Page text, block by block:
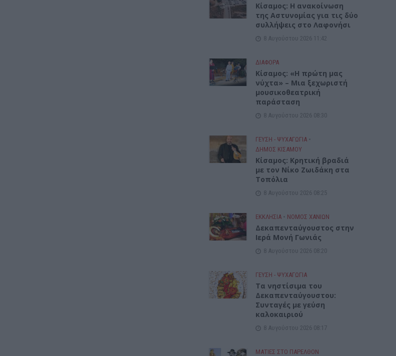
Κίσαμος: Η ανακοίνωση
της Αστυνομίας για τις δύο
συλλήψεις στο Λαφονήσι
8 Αυγούστου 2026 11:42
ΔΙΆΦΟΡΑ
Κίσαμος: «Η πρώτη μας
νύχτα» – Μια ξεχωριστή
μουσικοθεατρική
παράσταση
8 Αυγούστου 2026 08:30
ΓΕΎΣΗ - ΨΥΧΑΓΩΓΊΑ •
ΔΉΜΟΣ ΚΙΣΆΜΟΥ
Kίσαμος: Κρητική βραδιά
με τον Νίκο Ζωιδάκη στα
Τοπόλια
8 Αυγούστου 2026 08:25
ΕΚΚΛΗΣΙΑ • ΝΟΜΌΣ ΧΑΝΊΩΝ
Δεκαπενταύγουστος στην
Ιερά Μονή Γωνιάς
8 Αυγούστου 2026 08:20
ΓΕΎΣΗ - ΨΥΧΑΓΩΓΊΑ
Τα νηστίσιμα του
Δεκαπενταύγουστου:
Συνταγές με γεύση
καλοκαιριού
8 Αυγούστου 2026 08:17
ΜΑΤΙΕΣ ΣΤΟ ΠΑΡΕΛΘΟΝ